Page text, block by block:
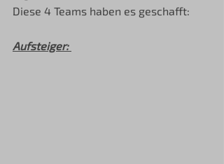
Diese 4 Teams haben es geschafft:
Aufsteiger: